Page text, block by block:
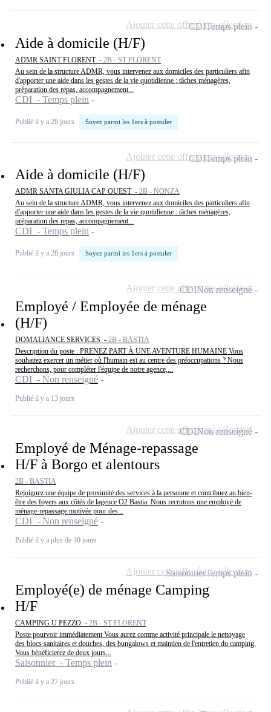
Aide à domicile (H/F)
ADMR SAINT FLORENT - 2B - ST FLORENT
Au sein de la structure ADMR, vous intervenez aux domiciles des particuliers afin
d'apporter une aide dans les gestes de la vie quotidienne : tâches ménagères,
préparation des repas, accompagnement...
CDI - Temps plein
Publié il y a 28 jours Soyez parmi les 1ers à postuler
CDITemps plein
Ajouter cette offre à ma sélection
Aide à domicile (H/F)
ADMR SANTA GIULIA CAP OUEST - 2B - NONZA
Au sein de la structure ADMR, vous intervenez aux domiciles des particuliers afin
d'apporter une aide dans les gestes de la vie quotidienne : tâches ménagères,
préparation des repas, accompagnement...
CDI - Temps plein
Publié il y a 28 jours Soyez parmi les 1ers à postuler
CDITemps plein
Ajouter cette offre à ma sélection
Employé / Employée de ménage
(H/F)
DOMALIANCE SERVICES - 2B - BASTIA
Description du poste : PRENEZ PART À UNE AVENTURE HUMAINE Vous
souhaitez exercer un métier où l'humain est au centre des préoccupations ? Nous
recherchons, pour compléter l'équipe de notre agence,...
CDI - Non renseigné
Publié il y a 13 jours
CDINon renseigné
Ajouter cette offre à ma sélection
Employé de Ménage-repassage
H/F à Borgo et alentours
2B - BASTIA
Rejoignez une équipe de proximité des services à la personne et contribuez au bien-
être des foyers aux côtés de lagence O2 Bastia. Nous recrutons une employé de
ménage-repassage motivée pour des...
CDI - Non renseigné
Publié il y a plus de 30 jours
CDINon renseigné
Ajouter cette offre à ma sélection
Employé(e) de ménage Camping
H/F
CAMPING U PEZZO - 2B - ST FLORENT
Poste pourvoir immédiatement Vous aurez comme activité principale le nettoyage
des blocs sanitaires et douches, des bungalows et maintien de l'entretien du camping.
Vous bénéficierez de deux jours...
Saisonnier - Temps plein
Publié il y a 27 jours
SaisonnierTemps plein
Ajouter cette offre à ma sélection